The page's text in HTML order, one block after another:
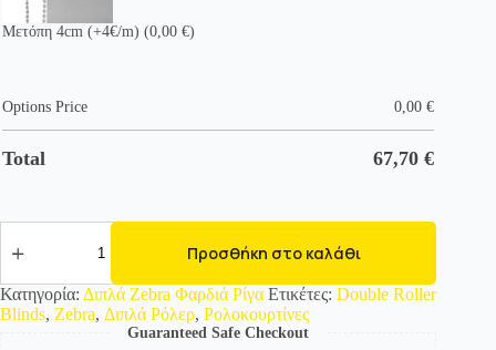
Μετόπη 4cm (+4€/m) (0,00 €)
Options Price 0,00€
Total 67,70€
Διπλό
Ρολοκουρτίνα
Zebra
-
Προσθήκη στο καλάθι
Κατηγορία: Διπλά Zebra Φαρδιά Ρίγα Ετικέτες: Double Roller
Blinds, Zebra, Διπλά Ρόλερ, Ρολοκουρτίνες
Guaranteed Safe Checkout